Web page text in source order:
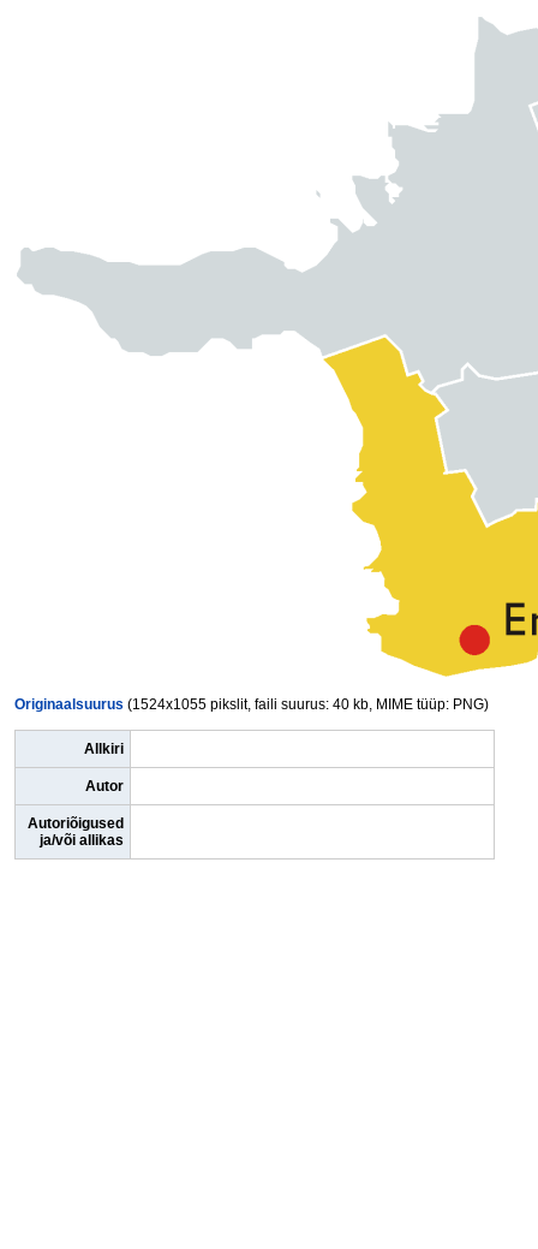
Originaalsuurus (1524x1055 pikslit, faili suurus: 40 kb, MIME tüüp: PNG)
Allkiri
Autor
Autoriõigused
ja/või allikas